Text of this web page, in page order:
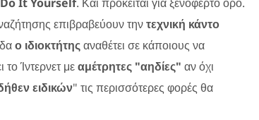
επιβραβεύουν τηντεχνική κάντο
ο ιδιοκτήτηςαναθέτει σε κάποιους να
Ίντερνετ μεαμέτρητες "αηδίες" αν όχι
ειδικών" τις περισσότερες φορές θα